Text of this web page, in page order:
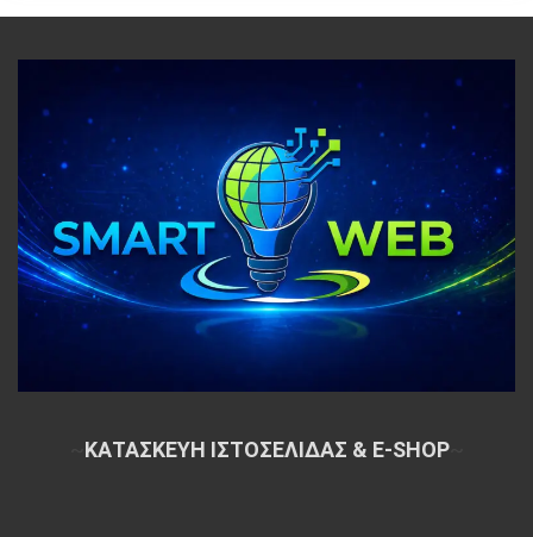
ΚΑΤΑΣΚΕΥΗ ΙΣΤΟΣΕΛΙΔΑΣ & E-SHOP~